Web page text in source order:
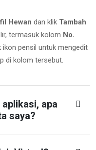
Hewan dan klik Tambah
termasuk kolom No.
ikon pensil untuk mengedit
di kolom tersebut.
apa
saya?